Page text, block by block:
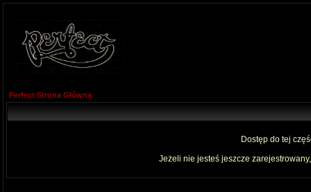
Perfect Strona Główna
Dostęp do tej
Jeżeli nie jesteś jeszcze